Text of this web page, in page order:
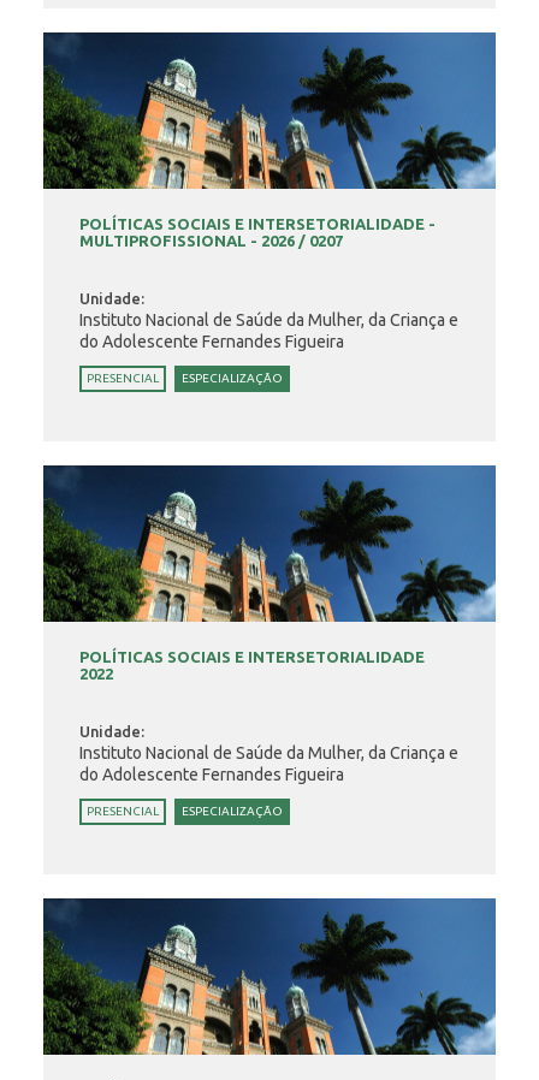
POLÍTICAS SOCIAIS E INTERSETORIALIDADE -
MULTIPROFISSIONAL - 2026 / 0207
Unidade:
Instituto Nacional de Saúde da Mulher, da Criança e
do Adolescente Fernandes Figueira
PRESENCIAL ESPECIALIZAÇÃO
POLÍTICAS SOCIAIS E INTERSETORIALIDADE
2022
Unidade:
Instituto Nacional de Saúde da Mulher, da Criança e
do Adolescente Fernandes Figueira
PRESENCIAL ESPECIALIZAÇÃO